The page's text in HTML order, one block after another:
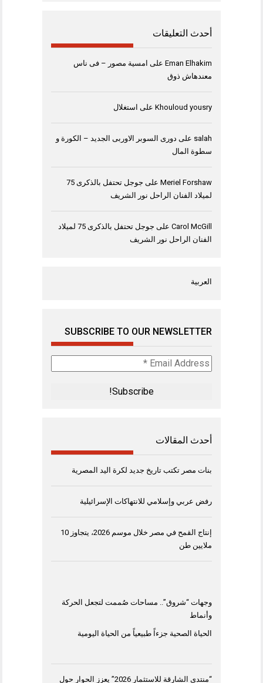
أحدث التعليقات
Eman Elhakim على امسية مصور – فى ناس
معندهاش ذوق
Khouloud yousry على استغلال
salah على دورى السوبر الاوربى الجديد – الكورة و
سطوة المال
Meriel Forshaw على
جوجل تحتفل بالذكرى 75
لميلاد الفنان الراحل نور الشريف
Carol McGill على
جوجل تحتفل بالذكرى 75 لميلاد
الفنان الراحل نور الشريف
العربية
SUBSCRIBE TO OUR NEWSLETTER
Email
Address
أحدث المقالات
بنات مصر تكتب تاريخ جديد لكرة اليد المصرية
رفض عربي وإسلامي للانتهاكات الإسرائيلية
إنتاج القمح في مصر خلال موسم 2026، يتجاوز 10
ملايين طن
وجهات “شروق”.. مساحات صُممت لتجعل الحركة
وأنماط
الحياة الصحية جزءاً طبيعياً من الحياة اليومية
“منتدى الشارقة للاستثمار 2026” يعزز الحوار حول